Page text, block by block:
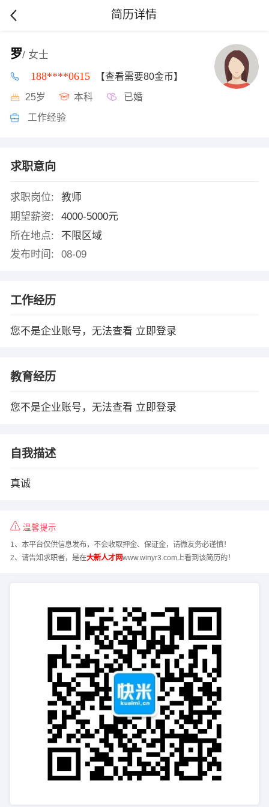
简历详情
罗/ 女士
188****0615 【查看需要80金币】
25岁 本科 已婚
工作经验
求职意向
求职岗位:
教师
期望薪资:
4000-5000元
所在地点:
不限区域
发布时间:
08-09
工作经历
您不是企业账号，无法查看 立即登录
教育经历
您不是企业账号，无法查看 立即登录
自我描述
真诚
温馨提示
1、本平台仅供信息发布，不会收取押金、保证金，请微友务必谨慎！
2、请告知求职者，是在大新人才网www.winyr3.com上看到该简历的！